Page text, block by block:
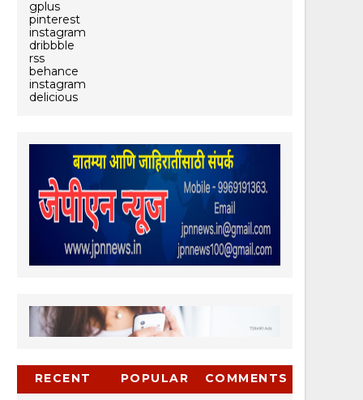
gplus
pinterest
instagram
dribbble
rss
behance
instagram
delicious
RECENT POPULAR COMMENTS